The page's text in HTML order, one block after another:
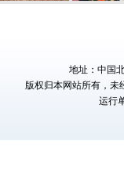
地址：中国
版权归本网站所有，
运行